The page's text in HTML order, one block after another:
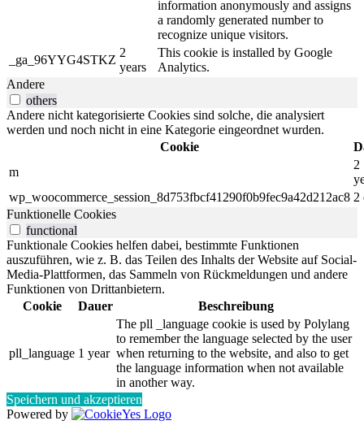
information anonymously and assigns
a randomly generated number to
recognize unique visitors.
_ga_96YYG4STKZ
2
years
This cookie is installed by Google
Analytics.
Andere
others
Andere nicht kategorisierte Cookies sind solche, die analysiert
werden und noch nicht in eine Kategorie eingeordnet wurden.
Cookie
m
2
wp_woocommerce_session_8d753fbcf41290f0b9fec9a42d212ac8 2
Funktionelle Cookies
functional
Funktionale Cookies helfen dabei, bestimmte Funktionen
auszuführen, wie z. B. das Teilen des Inhalts der Website auf Social-
Media-Plattformen, das Sammeln von Rückmeldungen und andere
Funktionen von Drittanbietern.
Cookie
Dauer Beschreibung
pll_language 1 year
The pll _language cookie is used by Polylang
to remember the language selected by the user
when returning to the website, and also to get
the language information when not available
in another way.
Speichern und akzeptieren
Powered by